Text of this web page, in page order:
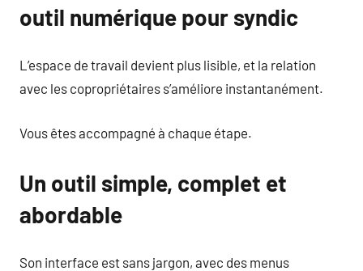
outil numérique pour syndic
L’espace de travail devient plus lisible, et la relation
avec les copropriétaires s’améliore instantanément.
Vous êtes accompagné à chaque étape.
Un outil simple, complet et
abordable
Son interface est sans jargon, avec des menus